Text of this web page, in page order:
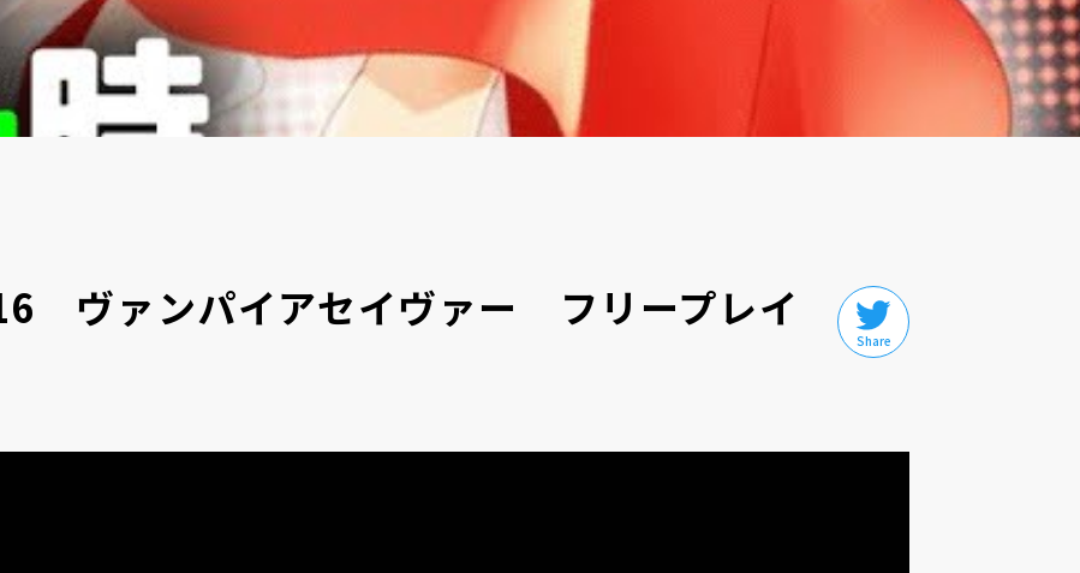
ヴァンパイアセイヴァー フリープレイ